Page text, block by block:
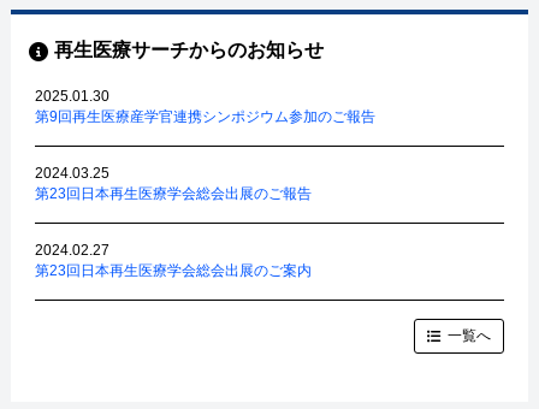
再生医療サーチからのお知らせ
2025.01.30
第9回再生医療産学官連携シンポジウム参加のご報告
2024.03.25
第23回日本再生医療学会総会出展のご報告
2024.02.27
第23回日本再生医療学会総会出展のご案内
一覧へ